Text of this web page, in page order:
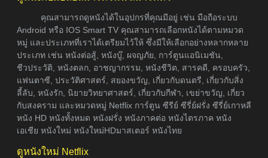
คุณสามารถดูหนังได้ในอุปกรที่คุณมีอยู่ เช่น มือถือระบบ
Android หรือ IOS Smart TV คุณสามารถเลือกหนังได้ตามหมวด
หมู่ และประเภทที่เราได้เตรียมไว้ให้ ซึ่งมีให้เลือกอย่างหลากหลาย
ประเภท เช่น หนังต่อสู้, หนังบู๊, ผจญภัย, การ์ตูนแอนิเมชัน,
ชีวประวัติ, หนังตลก, อาชญากรรม, หนังชีวิต, สารคดี, ครอบครัว,
แฟนตาซี, ประวัติศาสตร์, สยองขวัญ, เกี่ยวกับดนตรี, เกี่ยวกับสิ่ง
ลี้ลับ, หนังรัก, นิยายวิทยาศาสตร์, เกี่ยวกับกีฬา, เขย่าขวัญ, เกี่ยว
กับสงคราม และหมวดหมู่ Netflix การ์ตูน ซีรีย์ ซีรี่ย์ฝรั่ง ซีรี่ย์เกาหลี
หนัง HD หนังทั้งหมด หนังฝรั่ง หนังภาคต่อ หนังไตรภาค หนัง
เอเชีย หนังใหม่ หนังใหม่HDมาสเตอร์ หนังไทย
ดูหนังใหม่ Netflix